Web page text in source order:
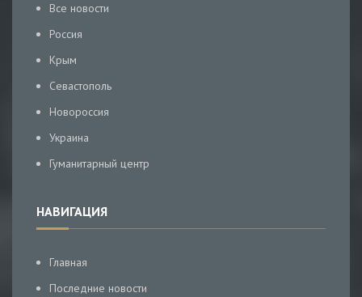
Все новости
Россия
Крым
Севастополь
Новороссия
Украина
Гуманитарный центр
НАВИГАЦИЯ
Главная
Последние новости